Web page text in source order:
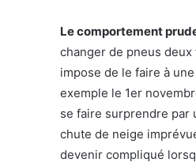
Le comportement
changer de pneus deux
impose de le faire à
exemple le 1er
se faire surprendre par
chute de neige
devenir compliqué